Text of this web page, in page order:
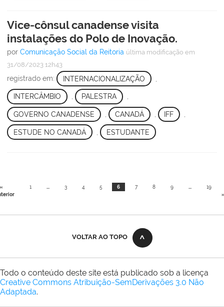
Vice-cônsul canadense visita
instalações do Polo de Inovação.
por Comunicação Social da Reitoria última modificação em
31/08/2023 12h43
registrado em: INTERNACIONALIZAÇÃO
INTERCÂMBIO , PALESTRA ,
GOVERNO CANADENSE CANADÁ IFF
ESTUDE NO CANADÁ ESTUDANTE
1 ... 3 4 5 6 7 8 9 ...
19
»
VOLTAR AO TOPO
Todo o conteúdo deste site está publicado sob a licença
Creative Commons Atribuição-SemDerivações 3.0 Não
Adaptada.